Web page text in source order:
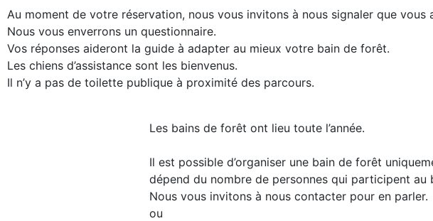
Au moment de votre réservation, nous vous invitons à nous signaler que vous
Nous vous enverrons un questionnaire.
Vos réponses aideront la guide à adapter au mieux votre bain de forêt.
Les chiens d’assistance sont les bienvenus.
Il n’y a pas de toilette publique à proximité des parcours.
Les bains de forêt ont lieu toute l’année.
Il est possible d’organiser une bain de forêt
dépend du nombre de personnes qui participent au
Nous vous invitons à nous contacter pour en parler.
ou